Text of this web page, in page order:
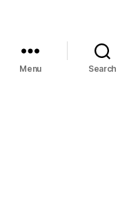
Menu Search